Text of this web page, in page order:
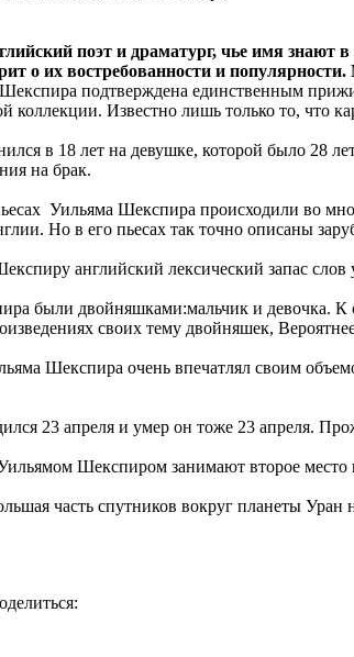
поэт и драматург, чье имя знают
о их востребованности и
подтверждена единственным
коллекции. Известно лишь только то, что
в 18 лет на девушке, которой было 28
на брак.
Уильяма Шекспира происходили во
Но в его пьесах так точно описаны
английский лексический запас
были двойняшками:мальчик и девочка. К
своих тему двойняшек,
Шекспира очень впечатлял своим
23 апреля и умер он тоже 23 апреля.
Шекспиром занимают второе
часть спутников вокруг планеты